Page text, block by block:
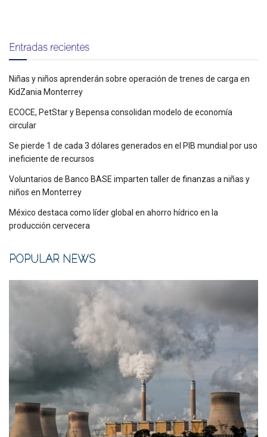
Entradas recientes
Niñas y niños aprenderán sobre operación de trenes de carga en
KidZania Monterrey
ECOCE, PetStar y Bepensa consolidan modelo de economía
circular
Se pierde 1 de cada 3 dólares generados en el PIB mundial por uso
ineficiente de recursos
Voluntarios de Banco BASE imparten taller de finanzas a niñas y
niños en Monterrey
México destaca como líder global en ahorro hídrico en la
producción cervecera
POPULAR NEWS